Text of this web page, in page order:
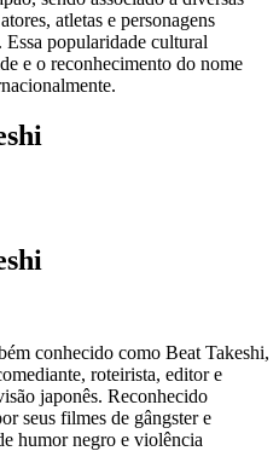
atletas e personagens
popularidade cultural
e o reconhecimento do nome
conhecido como Beat Takeshi,
roteirista, editor e
japonês. Reconhecido
seus filmes de gângster e
humor negro e violência